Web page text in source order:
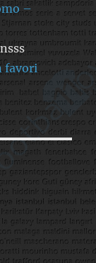
–
favori